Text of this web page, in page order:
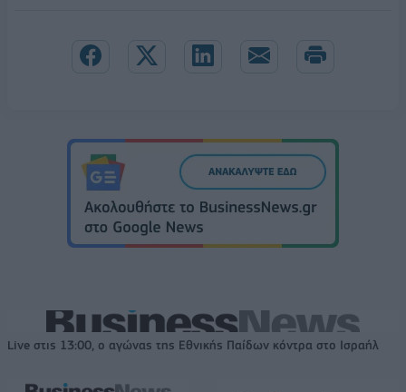
Live στις 13:00, ο αγώνας της Εθνικής Παίδων κόντρα στο Ισραήλ